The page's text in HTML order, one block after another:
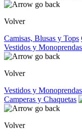
Volver
Camisas, Blusas y Tops
Vestidos y Monoprendas
Volver
Vestidos y Monoprendas
Camperas y Chaquetas
Volver